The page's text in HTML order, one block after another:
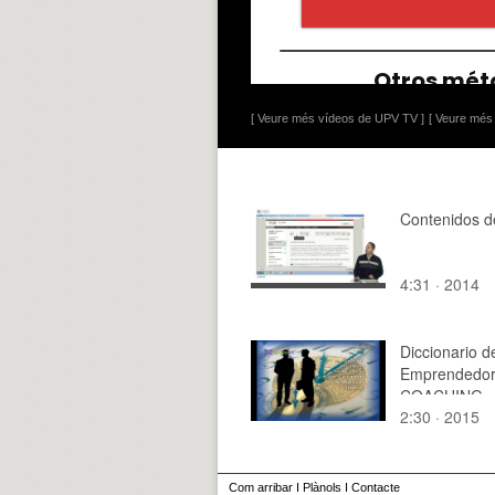
[ Veure més vídeos de UPV TV ] [ Veure
Contenidos
4:31 · 2014
Diccionario
Emprendedor
COACHING
2:30 · 2015
Com arribar I Plànols I Contacte